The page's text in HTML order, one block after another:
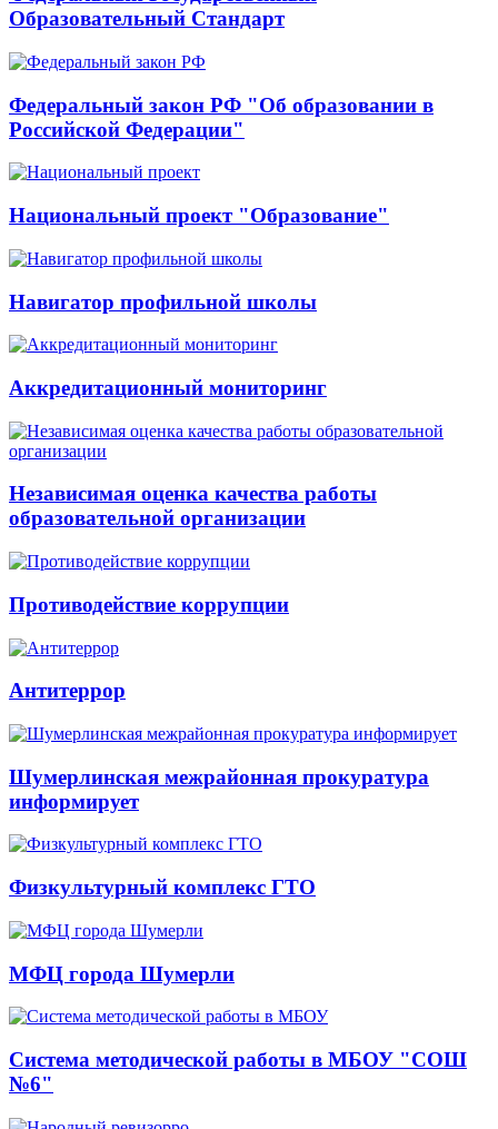
Образовательный Стандарт
Федеральный закон РФ "Об образовании в
Российской Федерации"
Национальный проект "Образование"
Навигатор профильной школы
Аккредитационный мониторинг
Независимая оценка качества работы
образовательной организации
Противодействие коррупции
Антитеррор
Шумерлинская межрайонная прокуратура
информирует
Физкультурный комплекс ГТО
МФЦ города Шумерли
Система методической работы в МБОУ "СОШ
№6"